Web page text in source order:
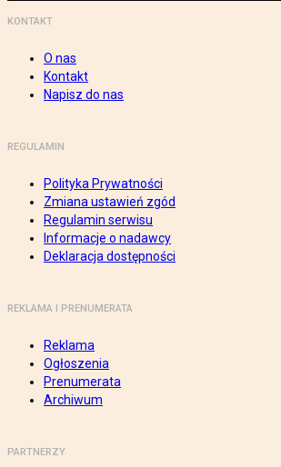
KONTAKT
O nas
Kontakt
Napisz do nas
REGULAMIN
Polityka Prywatności
Zmiana ustawień zgód
Regulamin serwisu
Informacje o nadawcy
Deklaracja dostępności
REKLAMA I PRENUMERATA
Reklama
Ogłoszenia
Prenumerata
Archiwum
PARTNERZY